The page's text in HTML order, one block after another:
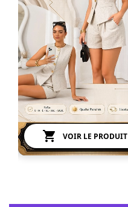
 VOIR LE PRODUIT